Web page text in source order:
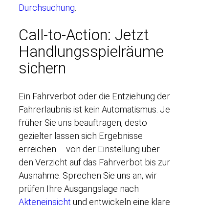
Durchsuchung
Call-to-Action: Jetzt
Handlungsspielräume
sichern
Ein Fahrverbot oder die Entziehung der
Fahrerlaubnis ist kein Automatismus. Je
früher Sie uns beauftragen, desto
gezielter lassen sich Ergebnisse
erreichen – von der Einstellung über
den Verzicht auf das Fahrverbot bis zur
Ausnahme. Sprechen Sie uns an, wir
prüfen Ihre Ausgangslage nach
Akteneinsicht und entwickeln eine klare